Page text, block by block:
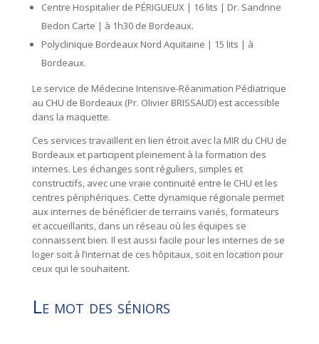
Centre Hospitalier de PÉRIGUEUX | 16 lits | Dr. Sandrine
Bedon Carte | à 1h30 de Bordeaux.
Polyclinique Bordeaux Nord Aquitaine | 15 lits | à
Bordeaux.
Le service de Médecine Intensive-Réanimation Pédiatrique
au CHU de Bordeaux (Pr. Olivier BRISSAUD) est accessible
dans la maquette.
Ces services travaillent en lien étroit avec la MIR du CHU de
Bordeaux et participent pleinement à la formation des
internes. Les échanges sont réguliers, simples et
constructifs, avec une vraie continuité entre le CHU et les
centres périphériques. Cette dynamique régionale permet
aux internes de bénéficier de terrains variés, formateurs
et accueillants, dans un réseau où les équipes se
connaissent bien. Il est aussi facile pour les internes de se
loger soit à l’internat de ces hôpitaux, soit en location pour
ceux qui le souhaitent.
Le mot des séniors